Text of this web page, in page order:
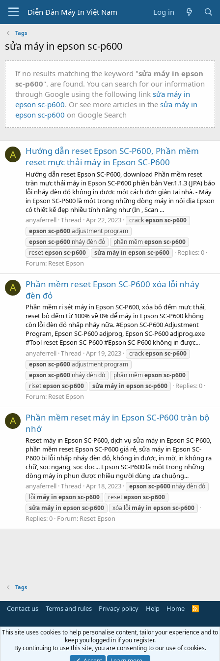
Diễn Đàn Máy In Việt Nam Log in
Tags
sửa máy in epson sc-p600
If no results matching the keyword "sửa máy in epson
sc-p600". are found. You can search for our information
through Google using the following link sửa máy in
epson sc-p600. Or see more articles in the sửa máy in
epson sc-p600 on Google Search
A
Hướng dẫn reset Epson SC-P600, Phần mềm
reset mực thải máy in Epson SC-P600
Hướng dẫn reset Epson SC-P600, download Phần mềm reset
tràn mực thải máy in Epson SC-P600 phiên bản Ver.1.1.3 (JPA) báo
lỗi nháy đèn đỏ không in được một cách đơn giản tại nhà. - Máy
in Epson SC-P600 là một trong những dòng máy in nội địa Epson
có thiết kế đẹp nhiều tính năng như (In , Scan ...
anyaferrell Thread Apr 22, 2023 crackepson sc-p600
epson sc-p600adjustment program
epson sc-p600 nháy đèn đỏ phần mềmepson sc-p600
resetepson sc-p600 sửa máy in epson sc-p600
Replies: 0
Forum: Reset Epson
A
Phần mềm reset Epson SC-P600 xóa lỗi nháy
đèn đỏ
Phần mềm ri sét máy in Epson SC-P600, xóa bộ đếm mực thải,
reset bộ đếm từ 100% về 0% để máy in Epson SC-P600 không
còn lỗi đèn đỏ nhấp nháy nữa. #Epson SC-P600 Adjustment
Program, Epson SC-P600 adjprog, Epson SC-P600 adjprog.exe
#Tool reset Epson SC-P600 #Epson SC-P600 không in được...
anyaferrell Thread Apr 19, 2023 crackepson sc-p600
epson sc-p600adjustment program
epson sc-p600 nháy đèn đỏ phần mềmepson sc-p600
risetepson sc-p600 sửa máy in epson sc-p600
Replies: 0
Forum: Reset Epson
A
Phần mềm reset máy in Epson SC-P600 tràn bộ
nhớ
Reset máy in Epson SC-P600, dịch vụ sửa máy in Epson SC-P600,
phần mềm reset Epson SC-P600 giá rẻ, sửa máy in Epson SC-
P600 bị lỗi nhấp nháy đèn đỏ, không in được, in mờ, in không ra
chữ, sọc ngang, sọc dọc... Epson SC-P600 là một trong những
dòng máy in phun được nhiều người dùng ưa chuộng...
anyaferrell Thread Apr 18, 2023 epson sc-p600 nháy đèn đỏ
lỗi máy in epson sc-p600 resetepson sc-p600
sửa máy in epson sc-p600 xóa lỗi máy in epson sc-p600
Replies: 0 Forum: Reset Epson
Tags
Contact us Terms and rules Privacy policy Help Home
R
This site uses cookies to help personalise content, tailor your experience and to
keep you logged in if you register.
By continuing to use this site, you are consenting to our use of cookies.